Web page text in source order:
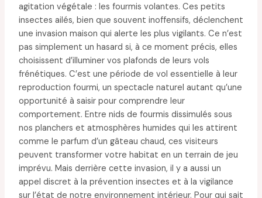
agitation végétale : les fourmis volantes. Ces petits
insectes ailés, bien que souvent inoffensifs, déclenchent
une invasion maison qui alerte les plus vigilants. Ce n’est
pas simplement un hasard si, à ce moment précis, elles
choisissent d’illuminer vos plafonds de leurs vols
frénétiques. C’est une période de vol essentielle à leur
reproduction fourmi, un spectacle naturel autant qu’une
opportunité à saisir pour comprendre leur
comportement. Entre nids de fourmis dissimulés sous
nos planchers et atmosphères humides qui les attirent
comme le parfum d’un gâteau chaud, ces visiteurs
peuvent transformer votre habitat en un terrain de jeu
imprévu. Mais derrière cette invasion, il y a aussi un
appel discret à la prévention insectes et à la vigilance
sur l’état de notre environnement intérieur. Pour qui sait